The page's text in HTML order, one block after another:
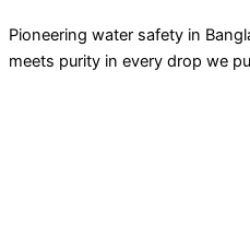
Pioneering water safety in
meets purity in every drop we